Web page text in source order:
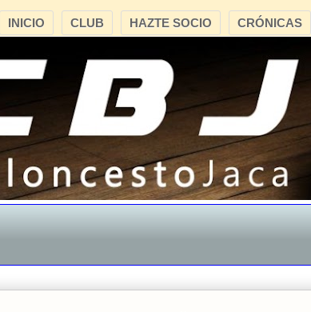
CRÓNICAS
HAZTE SOCIO
CLUB
INICIO